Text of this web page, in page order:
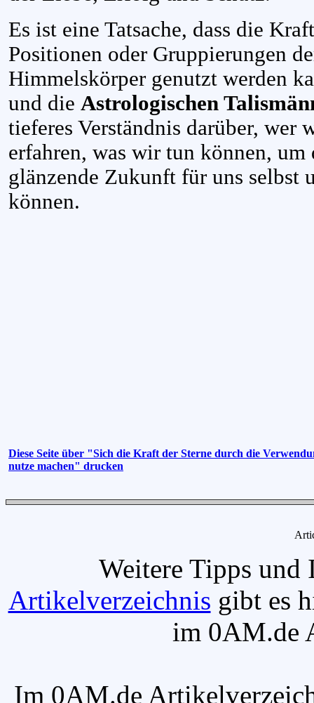
Es ist eine Tatsache, dass die
Positionen oder Gruppierungen
Himmelskörper genutzt werden
und die Astrologischen
tieferes Verständnis darüber, wer
erfahren, was wir tun können,
glänzende Zukunft für uns selbst
können.
Diese Seite über "Sich die Kraft der Sterne durch die
nutze machen" drucken
Weitere Tipps und
Artikelverzeichnis gibt es
im 0AM.de
Im 0AM.de